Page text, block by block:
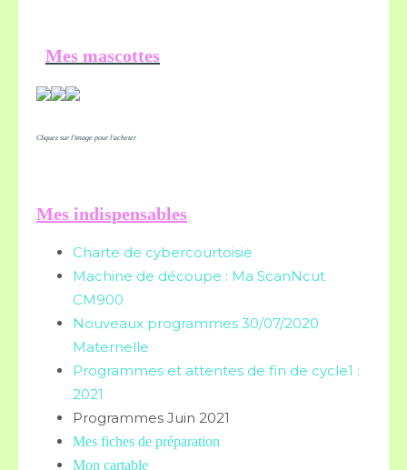
Mes mascottes
Cliquez sur l'image pour l'acheter
Mes indispensables
Charte de cybercourtoisie
Machine de découpe : Ma ScanNcut
CM900
Nouveaux programmes 30/07/2020
Maternelle
Programmes et attentes de fin de cycle1 :
2021
Programmes Juin 2021
Mes fiches de préparation
Mon cartable